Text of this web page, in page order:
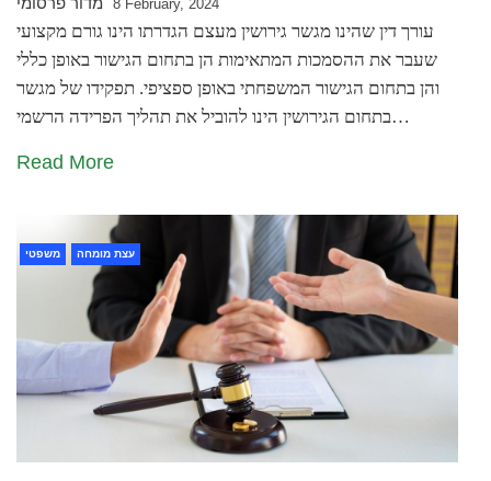
8 February, 2024
עורך דין שהינו מגשר גירושין מעצם הגדרתו הינו גורם מקצועי
שעבר את ההסמכות המתאימות הן בתחום הגישור באופן כללי
והן בתחום הגישור המשפחתי באופן ספציפי. תפקידו של מגשר
בתחום הגירושין הינו להוביל את תהליך הפרידה הרשמי…
Read More
משפטי עצת מומחה